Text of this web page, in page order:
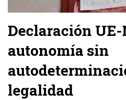
Declaración
autonomía sin
legalidad